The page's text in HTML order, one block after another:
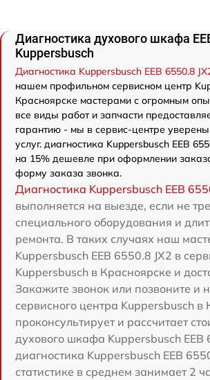
Диагностика духового шкафа
Kuppersbusch
Диагностика Kuppersbusch EEB 6550.8
нашем профильном сервисном центр
Красноярске мастерами с огромным
все виды работ и запчасти
гарантию - мы в сервис-центре
услуг. диагностика Kuppersbusch EEB
на 15% дешевле при оформлении
форму заказа звонка.
Диагностика Kuppersbusch EEB
выполняется на выезде, если не
специального оборудования и
ремонта. В таких случаях наш
Kuppersbusch EEB 6550.8 JX2 в
Kuppersbusch в Красноярске и
Закажите звонок или позвоните и
сервисного центра Kuppersbusch в
проконсультирует и рассчитает
духового шкафа Kuppersbusch EEB
диагностика Kuppersbusch EEB
статистике в среднем занимает 2